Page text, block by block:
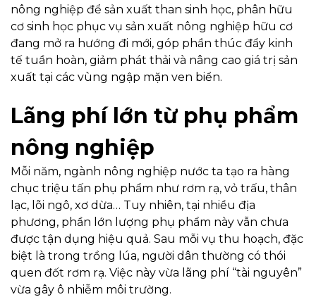
nông nghiệp để sản xuất than sinh học, phân hữu
cơ sinh học phục vụ sản xuất nông nghiệp hữu cơ
đang mở ra hướng đi mới, góp phần thúc đẩy kinh
tế tuần hoàn, giảm phát thải và nâng cao giá trị sản
xuất tại các vùng ngập mặn ven biển.
Lãng phí lớn từ phụ phẩm
nông nghiệp
Mỗi năm, ngành nông nghiệp nước ta tạo ra hàng
chục triệu tấn phụ phẩm như rơm rạ, vỏ trấu, thân
lạc, lõi ngô, xơ dừa… Tuy nhiên, tại nhiều địa
phương, phần lớn lượng phụ phẩm này vẫn chưa
được tận dụng hiệu quả. Sau mỗi vụ thu hoạch, đặc
biệt là trong trồng lúa, người dân thường có thói
quen đốt rơm rạ. Việc này vừa lãng phí “tài nguyên”
vừa gây ô nhiễm môi trường.